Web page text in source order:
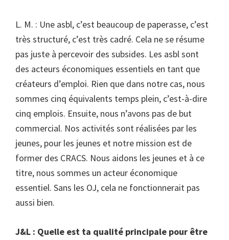
L. M. : Une asbl, c’est beaucoup de paperasse, c’est
très structuré, c’est très cadré. Cela ne se résume
pas juste à percevoir des subsides. Les asbl sont
des acteurs économiques essentiels en tant que
créateurs d’emploi. Rien que dans notre cas, nous
sommes cinq équivalents temps plein, c’est-à-dire
cinq emplois. Ensuite, nous n’avons pas de but
commercial. Nos activités sont réalisées par les
jeunes, pour les jeunes et notre mission est de
former des CRACS. Nous aidons les jeunes et à ce
titre, nous sommes un acteur économique
essentiel. Sans les OJ, cela ne fonctionnerait pas
aussi bien.
J&L : Quelle est ta qualité principale pour être